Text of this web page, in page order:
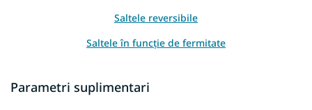
Saltele reversibile
Saltele în funcție de fermitate
Saltele medicinale
Parametri suplimentari